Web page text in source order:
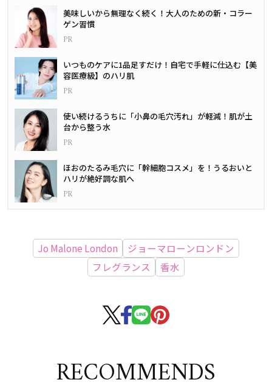
美味しいから無理なく続く！大人のための新・コラー
ゲン習慣
いつものケアに1品足すだけ！自宅で手軽に仕込む【美
容医療級】のハリ肌
使い続けるうちに「小鼻の毛穴汚れ」が軽減！肌が土
台から整う水
ほおのたるみ毛穴に「幹細胞コスメ」を！うるおいと
ハリが絶好調な肌へ
Jo Malone London
ジョーマローンロンドン
フレグランス
香水
RECOMMENDS